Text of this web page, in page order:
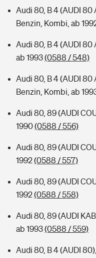
Audi 80, B 4 (AUDI 80
Benzin, Kombi, ab
Audi 80, B 4 (AUDI 80
ab 1993(0588 / 548)
Audi 80, B 4 (AUDI 80
Benzin, Kombi, ab
Audi 80, 89 (AUDI
1990(0588 / 556)
Audi 80, 89 (AUDI
1992(0588 / 557)
Audi 80, 89 (AUDI
1992(0588 / 558)
Audi 80, 89 (AUDI
ab 1993(0588 / 559)
Audi 80, B 4 (AUDI